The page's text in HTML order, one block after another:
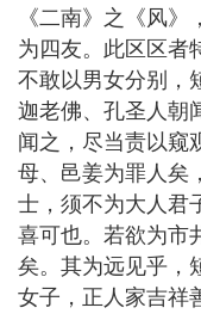
《二南》之《风
为四友。此区区者
不敢以男女分别，
迦老佛、孔圣人朝
闻之，尽当责以窥
母、邑姜为罪人矣
士，须不为大人君
喜可也。若欲为市
矣。其为远见乎，
女子，正人家吉祥